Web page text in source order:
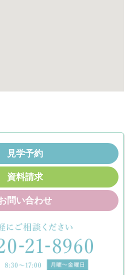
見学予約
資料請求
問い合わせ